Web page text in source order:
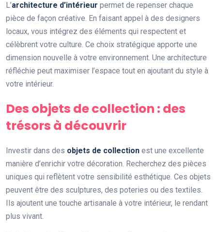
L’architecture d’intérieur permet de repenser chaque
pièce de façon créative. En faisant appel à des designers
locaux, vous intégrez des éléments qui respectent et
célèbrent votre culture. Ce choix stratégique apporte une
dimension nouvelle à votre environnement. Une architecture
réfléchie peut maximiser l’espace tout en ajoutant du style à
votre intérieur.
Des objets de collection : des
trésors à découvrir
Investir dans des objets de collection est une excellente
manière d’enrichir votre décoration. Recherchez des pièces
uniques qui reflètent votre sensibilité esthétique. Ces objets
peuvent être des sculptures, des poteries ou des textiles.
Ils ajoutent une touche artisanale à votre intérieur, le rendant
plus vivant.